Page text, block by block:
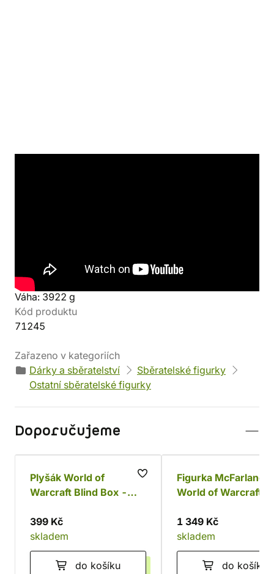
Parametry
Výška: 25 cm
Váha: 3922 g
EAN
Kód produktu
71245
Zařazeno v kategoriích
Dárky a sběratelství
Sběratelské figurky
Ostatní sběratelské figurky
Doporučujeme
Plyšák World of
Warcraft Blind Box -
399 Kč
skladem
do košíku
Figurka McFarlane
World of Warcraft -
1 349 Kč
skladem
do košíku